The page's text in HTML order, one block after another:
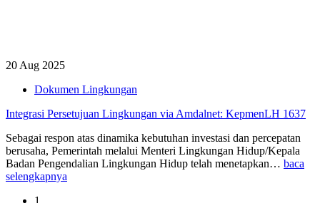
20 Aug 2025
Dokumen Lingkungan
Integrasi Persetujuan Lingkungan via Amdalnet: KepmenLH 1637
Sebagai respon atas dinamika kebutuhan investasi dan percepatan
berusaha, Pemerintah melalui Menteri Lingkungan Hidup/Kepala
Badan Pengendalian Lingkungan Hidup telah menetapkan… baca
selengkapnya
1